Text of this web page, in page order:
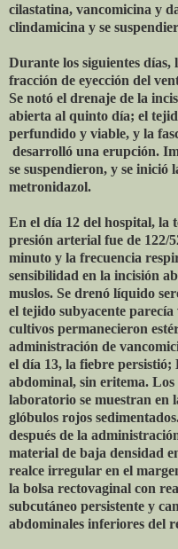
cilastatina, vancomicina y
clindamicina y se
Durante los siguientes días,
fracción de eyección del
Se notó el drenaje de la
abierta al quinto día; el
perfundido y viable, y la
desarrolló una erupción.
se suspendieron, y se
metronidazol.
En el día 12 del hospital, la
presión arterial fue de 122/
minuto y la frecuencia
sensibilidad en la incisión
muslos. Se drenó líquido
el tejido subyacente
cultivos permanecieron
administración de
el día 13, la fiebre
abdominal, sin eritema. Los
laboratorio se muestran en
glóbulos rojos
después de la
material de baja densidad
realce irregular en el
la bolsa rectovaginal con
subcutáneo persistente y
abdominales inferiores del